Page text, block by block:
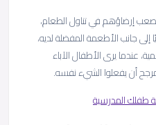
إرضاؤهم في تناول الطعام،
إلى جانب الأطعمة المفضلة لديه،
عندما يرى الأطفال الآباء
أن يفعلوا الشيء نفسه.
طفلك المدرسية